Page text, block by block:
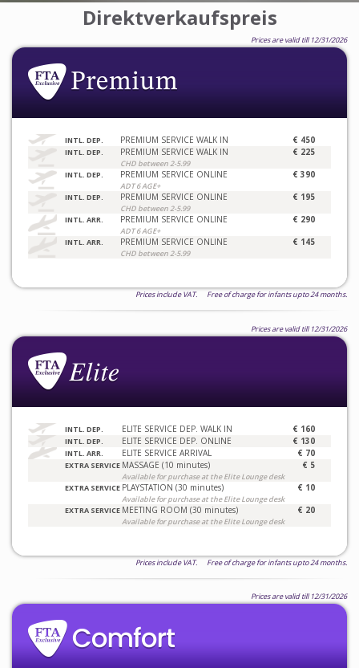
Direktverkaufspreis
Prices are valid till 12/31/2026
INTL. DEP. PREMIUM SERVICE WALK IN € 450
INTL. DEP. PREMIUM SERVICE WALK IN
CHD between 2-5.99
€ 225
INTL. DEP. PREMIUM SERVICE ONLINE
ADT 6 AGE+
€ 390
INTL. DEP. PREMIUM SERVICE ONLINE
CHD between 2-5.99
€ 195
INTL. ARR. PREMIUM SERVICE ONLINE
ADT 6 AGE+
€ 290
INTL. ARR. PREMIUM SERVICE ONLINE
CHD between 2-5.99
€ 145
Prices include VAT. Free of charge for infants upto 24 months.
Prices are valid till 12/31/2026
INTL. DEP. ELITE SERVICE DEP. WALK IN € 160
INTL. DEP. ELITE SERVICE DEP. ONLINE € 130
INTL. ARR. ELITE SERVICE ARRIVAL € 70
EXTRA SERVICE MASSAGE (10 minutes)
Available for purchase at the Elite Lounge desk
€ 5
EXTRA SERVICE PLAYSTATION (30 minutes)
Available for purchase at the Elite Lounge desk
€ 10
EXTRA SERVICE MEETING ROOM (30 minutes)
Available for purchase at the Elite Lounge desk
€ 20
Prices include VAT. Free of charge for infants upto 24 months.
Prices are valid till 12/31/2026